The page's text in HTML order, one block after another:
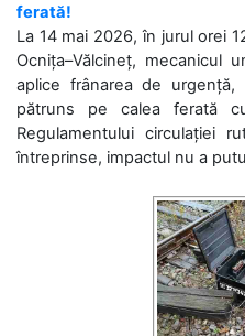
ferată!
La 14 mai 2026, în jurul orei
Ocnița–Vălcineț,
aplice frânarea de
pătruns pe calea ferată
Regulamentului circulației
întreprinse, impactul nu a